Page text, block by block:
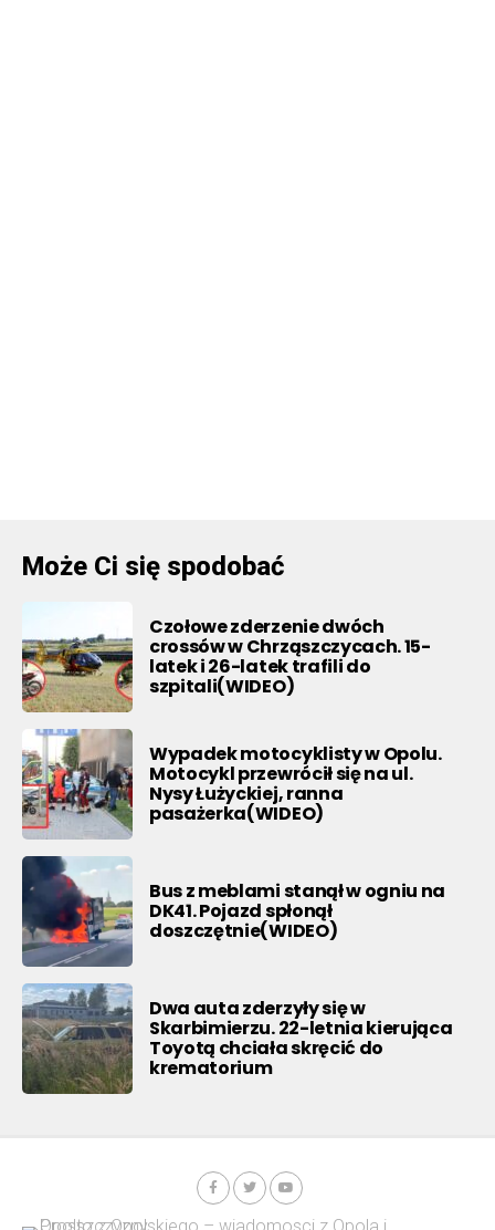
Może Ci się spodobać
Czołowe zderzenie dwóch
crossów w Chrząszczycach. 15-
latek i 26-latek trafili do
szpitali(WIDEO)
Wypadek motocyklisty w Opolu.
Motocykl przewrócił się na ul.
Nysy Łużyckiej, ranna
pasażerka(WIDEO)
Bus z meblami stanął w ogniu na
DK41. Pojazd spłonął
doszczętnie(WIDEO)
Dwa auta zderzyły się w
Skarbimierzu. 22-letnia kierująca
Toyotą chciała skręcić do
krematorium